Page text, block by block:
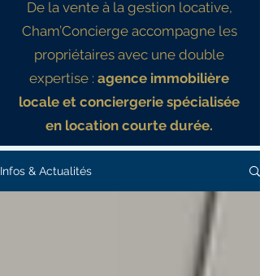
De la vente à la gestion locative,
Cham’Concierge accompagne les
propriétaires avec une double
expertise : agence immobilière
locale et conciergerie spécialisée
en location courte durée.
Infos & Actualités